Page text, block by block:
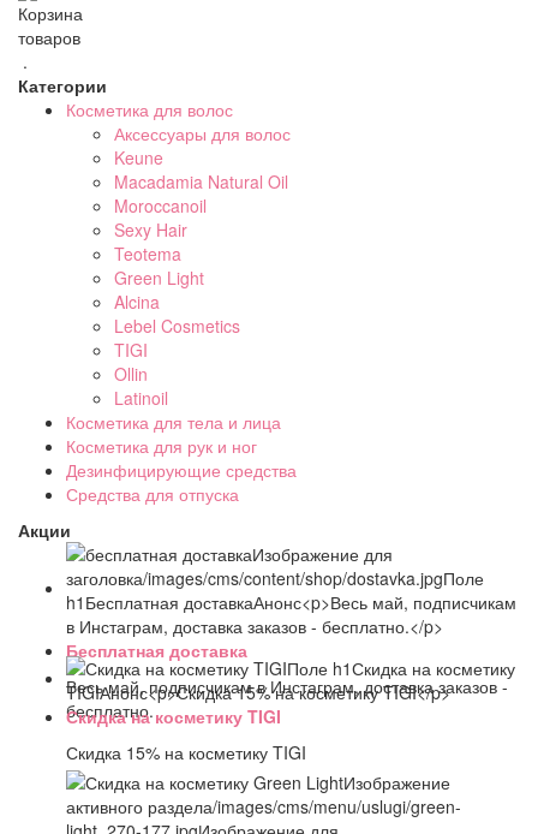
Корзина
товаров
.
Категории
Косметика для волос
Аксессуары для волос
Keune
Macadamia Natural Oil
Moroccanoil
Sexy Hair
Teotema
Green Light
Alcina
Lebel Cosmetics
TIGI
Ollin
Latinoil
Косметика для тела и лица
Косметика для рук и ног
Дезинфицирующие средства
Средства для отпуска
Акции
Бесплатная доставка
Весь май, подписчикам в Инстаграм, доставка заказов -
бесплатно.
Скидка на косметику TIGI
Скидка 15% на косметику TIGI